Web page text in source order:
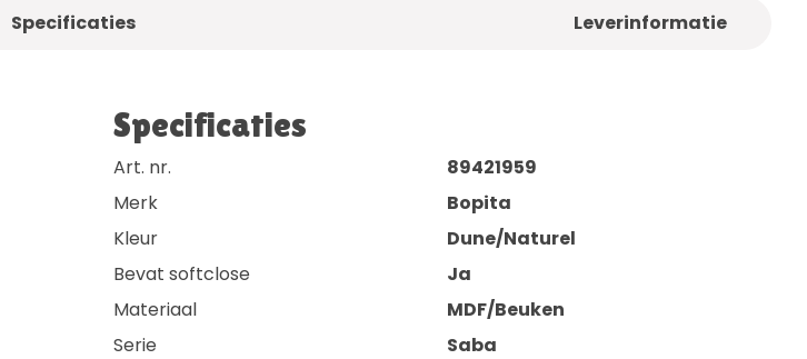
Specificaties Leverinformatie
Specificaties
Art. nr.
89421959
Merk
Bopita
Kleur
Dune/Naturel
Bevat softclose
Ja
Materiaal
MDF/Beuken
Serie
Saba